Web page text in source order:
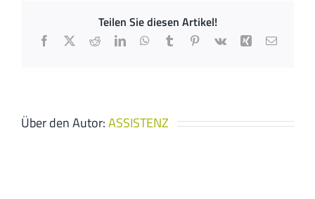
Teilen Sie diesen Artikel!
Facebook
X RedditLinkedInWhatsApp
TumblrPinterest
Vk Xing E-
Über den Autor:ASSISTENZ